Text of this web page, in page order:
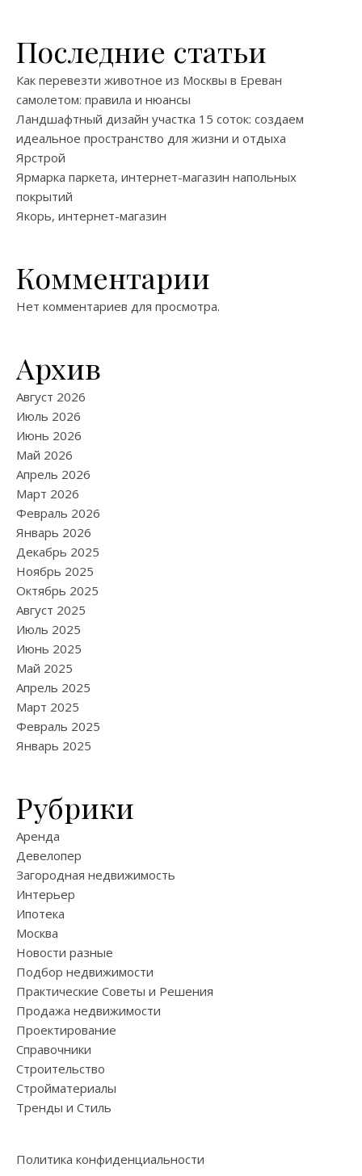
Последние статьи
Как перевезти животное из Москвы в Ереван
самолетом: правила и нюансы
Ландшафтный дизайн участка 15 соток: создаем
идеальное пространство для жизни и отдыха
Ярстрой
Ярмарка паркета, интернет-магазин напольных
покрытий
Якорь, интернет-магазин
Комментарии
Нет комментариев для просмотра.
Архив
Август 2026
Июль 2026
Июнь 2026
Май 2026
Апрель 2026
Март 2026
Февраль 2026
Январь 2026
Декабрь 2025
Ноябрь 2025
Октябрь 2025
Август 2025
Июль 2025
Июнь 2025
Май 2025
Апрель 2025
Март 2025
Февраль 2025
Январь 2025
Рубрики
Аренда
Девелопер
Загородная недвижимость
Интерьер
Ипотека
Москва
Новости разные
Подбор недвижимости
Практические Советы и Решения
Продажа недвижимости
Проектирование
Справочники
Строительство
Стройматериалы
Тренды и Стиль
Политика конфиденциальности